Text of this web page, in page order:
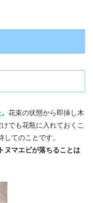
花束の状態から即挿し木
でも花瓶に入れておくこ
してのことです。
ヌマエビが落ちることは